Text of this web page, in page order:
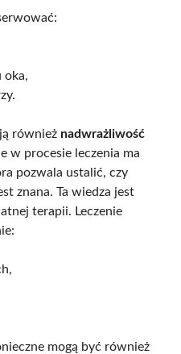
oka,
również nadwrażliwość
w procesie leczenia ma
pozwala ustalić, czy
znana. Ta wiedza jest
terapii. Leczenie
mogą być również